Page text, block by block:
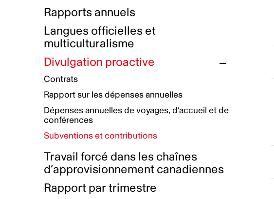
Initiatives autochtones
Plan de réconciliation autochtone
Groupe de travail autochtone
Principes directeurs sur le
harcèlement
Plan d’action pour la parité
Plan d'équité, de diversité,
d'inclusion et d'accessibilité
Boîte à outils pour le récit authentique
Collecte de données et l’auto-identification
Plan d'accessibilité
Rémunération et avantages
Prix et certifications
Nos valeurs d’entreprise
Rapports annuels
Langues officielles et
multiculturalisme
Divulgation proactive
Contrats
Rapport sur les dépenses annuelles
Dépenses annuelles de voyages, d’accueil et de
conférences
Subventions et contributions
Travail forcé dans les chaînes
d’approvisionnement canadiennes
Rapport par trimestre